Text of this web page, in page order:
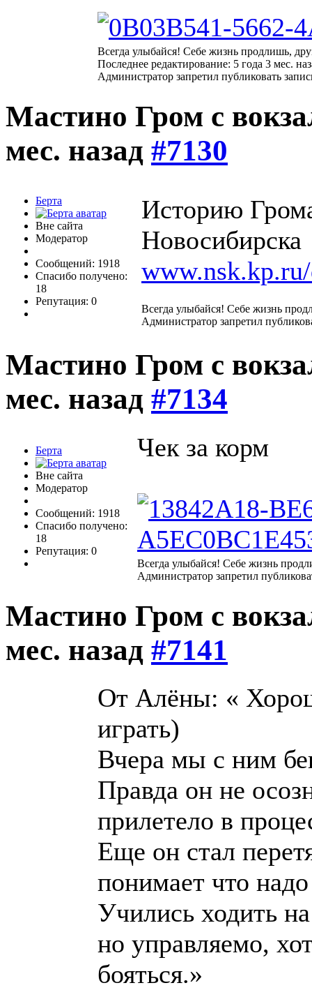
Всегда улыбайся! Себе жизнь продлишь,
Последнее редактирование: 5 года 3 мес.
Администратор запретил публиковать
Мастино Гром с
мес. назад #7130
Берта
Вне сайта
Модератор
Сообщений: 1918
Спасибо получено:
18
Репутация: 0
Историю
Новосибирска
Всегда улыбайся! Себе жизнь
Администратор запретил
Мастино Гром с
мес. назад #7134
Берта
Вне сайта
Модератор
Сообщений: 1918
Спасибо получено:
18
Репутация: 0
Чек за корм
Всегда улыбайся! Себе жизнь
Администратор запретил
Мастино Гром с
мес. назад #7141
От Алёны: «
играть)
Вчера мы с ним
Правда он не
прилетело в
Еще он стал
понимает что
Учились ходить
но управляемо,
бояться.»